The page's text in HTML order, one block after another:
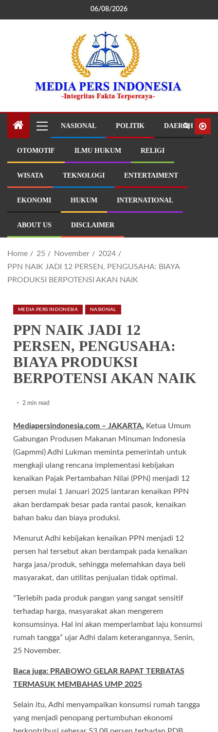
06/08/2026
NASIONAL POLITIK DAERAH
OTOMOTIF ILMU HUKUM RELIGI
WISATA TEKNOLOGI ENTERTAIMENT
EKONOMI HUKUM INTERNATIONAL
ABOUT US DISCLAIMER
Home 25 November
2024
PPN NAIK JADI 12 PERSEN, PENGUSAHA: BIAYA
PRODUKSI BERPOTENSI AKAN NAIK
MEDIA PERS INDONESIA NASIONAL
PPN NAIK JADI 12
PERSEN, PENGUSAHA:
BIAYA PRODUKSI
BERPOTENSI AKAN NAIK
2 min read
Mediapersindonesia.com – JAKARTA. Ketua Umum
Gabungan Produsen Makanan Minuman Indonesia
(Gapmmi) Adhi Lukman meminta pemerintah untuk
mengkaji ulang rencana implementasi kebijakan
kenaikan Pajak Pertambahan Nilai (PPN) menjadi 12
persen mulai 1 Januari 2025 lantaran kenaikan PPN
akan berdampak besar pada rantai pasok, kenaikan
bahan baku dan biaya produksi.
Menurut Adhi kebijakan kenaikan PPN menjadi 12
persen hal tersebut akan berdampak pada kenaikan
harga jasa/produk, sehingga melemahkan daya beli
masyarakat, dan utilitas penjualan tidak optimal.
“Terlebih pada produk pangan yang sangat sensitif
terhadap harga, masyarakat akan mengerem
konsumsinya. Hal ini akan memperlambat laju konsumsi
rumah tangga” ujar Adhi dalam keterangannya, Senin,
25 November.
Baca juga: PRABOWO GELAR RAPAT TERBATAS
TERMASUK MEMBAHAS UMP 2025
Selain itu, Adhi menyampaikan konsumsi rumah tangga
yang menjadi penopang pertumbuhan ekonomi